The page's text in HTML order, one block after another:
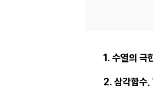
1. 수열의 극
2. 삼각함수,